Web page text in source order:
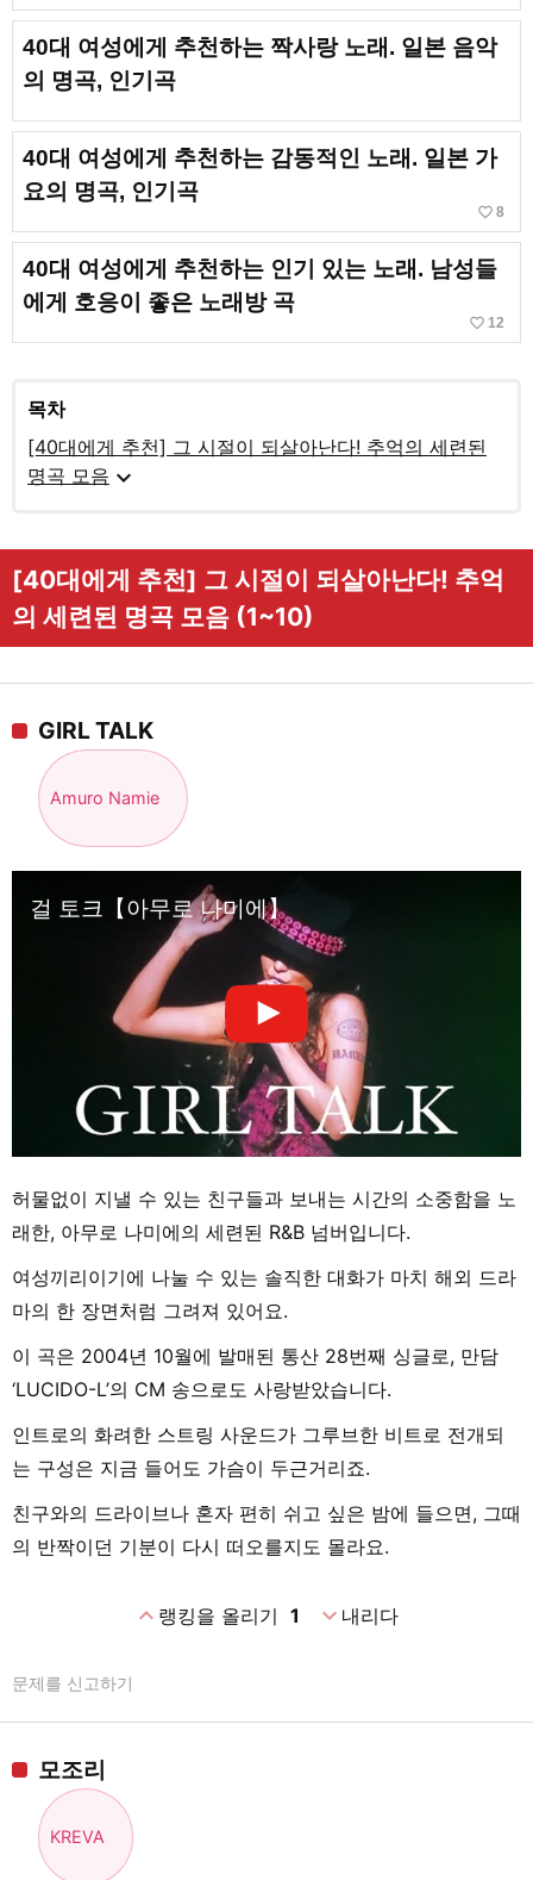
40대 여성에게 추천하는 짝사랑 노래. 일본 음악
의 명곡, 인기곡
40대 여성에게 추천하는 감동적인 노래. 일본 가
요의 명곡, 인기곡
favorite_border 8
40대 여성에게 추천하는 인기 있는 노래. 남성들
에게 호응이 좋은 노래방 곡
favorite_border 12
목차
[40대에게 추천] 그 시절이 되살아난다! 추억의 세련된
명곡 모음 expand_more
[40대에게 추천] 그 시절이 되살아난다! 추억
의 세련된 명곡 모음 (1~10)
GIRL TALK
Amuro Namie
걸 토크【아무로 나미에】
허물없이 지낼 수 있는 친구들과 보내는 시간의 소중함을 노
래한, 아무로 나미에의 세련된 R&B 넘버입니다.
여성끼리이기에 나눌 수 있는 솔직한 대화가 마치 해외 드라
마의 한 장면처럼 그려져 있어요.
이 곡은 2004년 10월에 발매된 통산 28번째 싱글로, 만담
‘LUCIDO-L’의 CM 송으로도 사랑받았습니다.
인트로의 화려한 스트링 사운드가 그루브한 비트로 전개되
는 구성은 지금 들어도 가슴이 두근거리죠.
친구와의 드라이브나 혼자 편히 쉬고 싶은 밤에 들으면, 그때
의 반짝이던 기분이 다시 떠오를지도 몰라요.
expand_less랭킹을 올리기 1 expand_more내리다
문제를 신고하기
모조리
KREVA